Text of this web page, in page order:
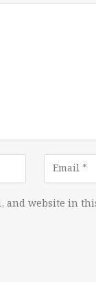
and website in